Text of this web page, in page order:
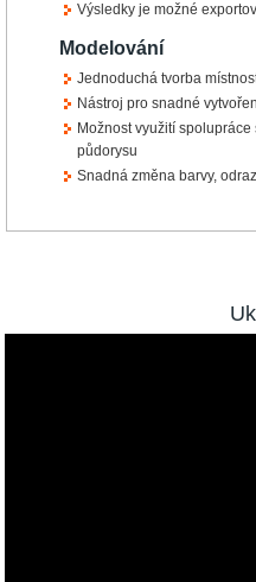
Výsledky je možné
Modelování
Jednoduchá tvorba
Nástroj pro snadné
Možnost využití
půdorysu
Snadná změna barvy,